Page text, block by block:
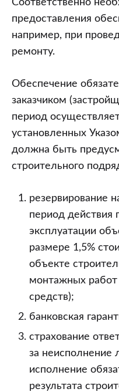
Соответственно
предоставления
например, при
ремонту.
Обеспечение
заказчиком
период
установленных
должна быть
строительного
резервирование
период действия
эксплуатации
размере 1,5%
объекте
монтажных работ
средств);
банковская
страхование
за
исполнение
результата